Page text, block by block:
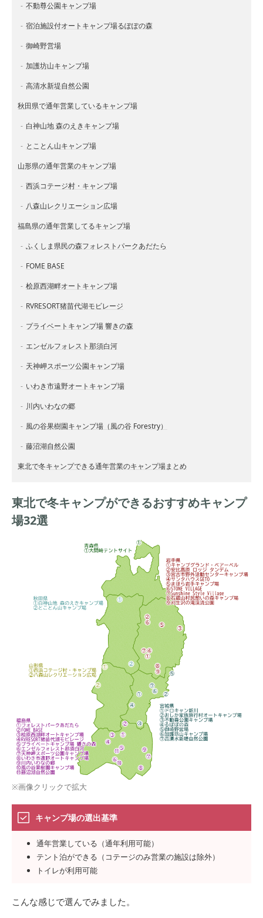
不動尊公園キャンプ場
宿泊施設付オートキャンプ場るぽぽの森
御崎野営場
加護坊山キャンプ場
高清水新堤自然公園
秋田県で通年営業しているキャンプ場
白神山地 森のえきキャンプ場
とことん山キャンプ場
山形県の通年営業のキャンプ場
西浜コテージ村・キャンプ場
八森山レクリエーション広場
福島県の通年営業してるキャンプ場
ふくしま県民の森フォレストパークあだたら
FOME BASE
桧原西湖畔オートキャンプ場
RVRESORT猪苗代湖モビレージ
プライベートキャンプ場 響きの森
エンゼルフォレスト那須白河
天神岬スポーツ公園キャンプ場
いわき市遠野オートキャンプ場
川内いわなの郷
風の谷果樹園キャンプ場（風の谷 Forestry）
藤沼湖自然公園
東北で冬キャンプできる通年営業のキャンプ場まとめ
東北で冬キャンプができるおすすめキャンプ
場32選
※画像クリックで拡大
キャンプ場の選出基準
通年営業している（通年利用可能）
テント泊ができる（コテージのみ営業の施設は除外）
トイレが利用可能
こんな感じで選んでみました。